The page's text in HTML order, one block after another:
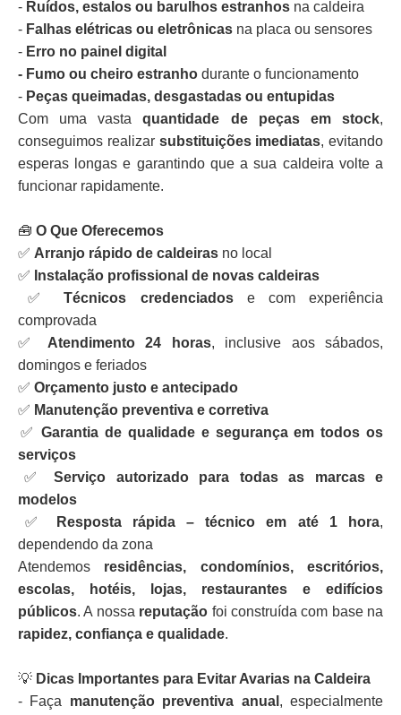
- Ruídos, estalos ou barulhos estranhos na caldeira
- Falhas elétricas ou eletrônicas na placa ou sensores
- Erro no painel digital
- Fumo ou cheiro estranho durante o funcionamento
- Peças queimadas, desgastadas ou entupidas
Com uma vastaquantidade de peças em stock,
conseguimos realizar substituições imediatas, evitando
esperas longas e garantindo que a sua caldeira volte a
funcionar rapidamente.
🧰 O Que Oferecemos
✅ Arranjo rápido de caldeiras no local
✅ Instalação profissional de novas caldeiras
✅Técnicos credenciadose com experiência
comprovada
✅ Atendimento 24 horas, inclusive aos sábados,
domingos e feriados
✅ Orçamento justo e antecipado
✅ Manutenção preventiva e corretiva
✅Garantia de qualidade e segurança em todos os
serviços
✅Serviço autorizado para todas as marcas e
modelos
✅
Resposta rápida – técnico em até 1 hora,
dependendo da zona
Atendemos residências, condomínios, escritórios,
escolas, hotéis, lojas, restaurantes e edifícios
públicos. A nossa reputação foi construída com base na
rapidez, confiança e qualidade.
💡 Dicas Importantes para Evitar Avarias na Caldeira
- Faça manutenção preventiva anual , especialmente